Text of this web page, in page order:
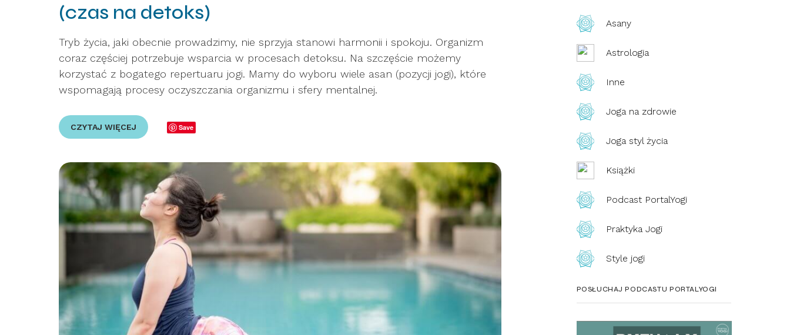
(czas na detoks)
Tryb życia, jaki obecnie prowadzimy, nie sprzyja stanowi harmonii i spokoju. Organizm
coraz częściej potrzebuje wsparcia w procesach detoksu. Na szczęście możemy
korzystać z bogatego repertuaru jogi. Mamy do wyboru wiele asan (pozycji jogi), które
wspomagają procesy oczyszczania organizmu i sfery mentalnej.
CZYTAJ WIĘCEJ Save
Asany
Astrologia
Inne
Joga na zdrowie
Joga styl życia
Książki
Podcast PortalYogi
Praktyka Jogi
Style jogi
POSŁUCHAJ PODCASTU PORTALYOGI